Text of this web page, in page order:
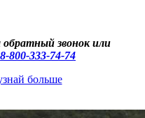
обратный звонок или
8-800-333-74-74
больше